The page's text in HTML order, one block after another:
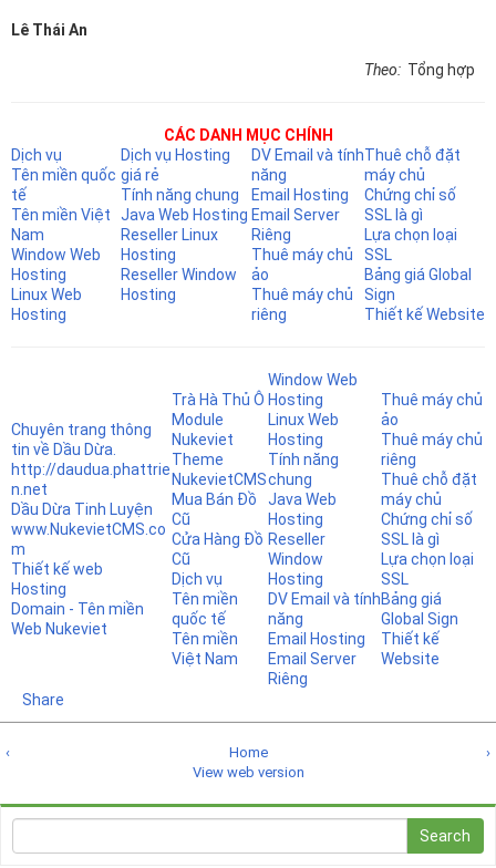
Lê Thái An
Theo: Tổng hợp
CÁC DANH MỤC CHÍNH
Dịch vụ
Tên miền quốc
tế
Tên miền Việt
Nam
Window Web
Hosting
Linux Web
Hosting
Dịch vụ Hosting
giá rẻ
Tính năng chung
Java Web Hosting
Reseller Linux
Hosting
Reseller Window
Hosting
DV Email và tính
năng
Email Hosting
Email Server
Riêng
Thuê máy chủ
ảo
Thuê máy chủ
riêng
Thuê chỗ đặt
máy chủ
Chứng chỉ số
SSL là gì
Lựa chọn loại
SSL
Bảng giá Global
Sign
Thiết kế Website
Chuyên trang thông
tin về Dầu Dừa.
http://daudua.phattrie
n.net
Dầu Dừa Tinh Luyện
www.NukevietCMS.co
m
Thiết kế web
Hosting
Domain - Tên miền
Web Nukeviet
Trà Hà Thủ Ô
Module
Nukeviet
Theme
NukevietCMS
Mua Bán Đồ
Cũ
Cửa Hàng Đồ
Cũ
Dịch vụ
Tên miền
quốc tế
Tên miền
Việt Nam
Window Web
Hosting
Linux Web
Hosting
Tính năng
chung
Java Web
Hosting
Reseller
Window
Hosting
DV Email và tính
năng
Email Hosting
Email Server
Riêng
Thuê máy chủ
ảo
Thuê máy chủ
riêng
Thuê chỗ đặt
máy chủ
Chứng chỉ số
SSL là gì
Lựa chọn loại
SSL
Bảng giá
Global Sign
Thiết kế
Website
Share
‹ ›
Home
View web version